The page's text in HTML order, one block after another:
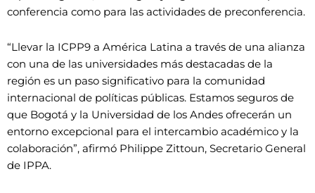
conferencia como para las actividades de preconferencia.
“Llevar la ICPP9 a América Latina a través de una alianza
con una de las universidades más destacadas de la
región es un paso significativo para la comunidad
internacional de políticas públicas. Estamos seguros de
que Bogotá y la Universidad de los Andes ofrecerán un
entorno excepcional para el intercambio académico y la
colaboración”, afirmó Philippe Zittoun, Secretario General
de IPPA.